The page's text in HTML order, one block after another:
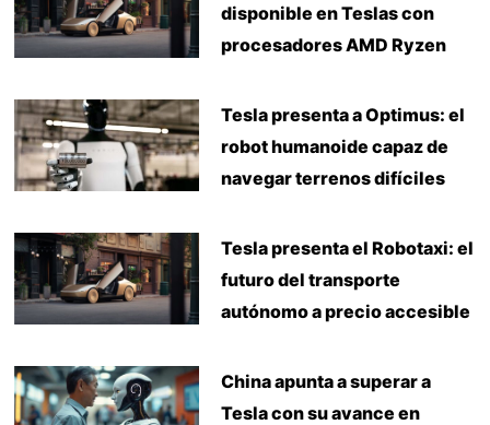
disponible en Teslas con
procesadores AMD Ryzen
Tesla presenta a Optimus: el
robot humanoide capaz de
navegar terrenos difíciles
Tesla presenta el Robotaxi: el
futuro del transporte
autónomo a precio accesible
China apunta a superar a
Tesla con su avance en